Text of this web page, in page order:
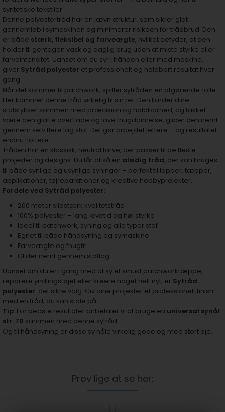
syntetiske tekstiler.
Denne polyestertråd har en jævn struktur, som sikrer glat
gennemløb i symaskinen og minimerer risikoen for trådbrud. Den
er både stærk, fleksibel og farveægte, hvilket betyder, at den
holder til gentagen vask og daglig brug uden at miste styrke eller
farveintensitet. Uanset om du syr i hånden eller med maskine,
giver Sytråd polyester et professionelt og holdbart resultat hver
gang.
Når det kommer til patchwork, spiller sytråden en afgørende rolle.
Her kommer denne tråd virkelig til sin ret. Den binder dine
stofstykker sammen med præcision og holdbarhed, og takket
være den glatte overflade og lave fnugdannelse, glider den nemt
gennem selv flere lag stof. Det gør arbejdet lettere – og resultatet
endnu flottere.
Tråden har en klassisk, neutral farve, der passer til de fleste
projekter og designs. Du får altså en alsidig tråd, der kan bruges
til både synlige og usynlige syninger – perfekt til lapper, tæpper,
applikationer, tøjreparationer og kreative hobbyprojekter.
Fordele ved Sytråd polyester:
200 meter slidstærk kvalitetstråd
100% polyester – lang levetid og høj styrke
Ideel til patchwork, syning og alle typer stof
Egnet til både håndsyning og symaskine
Farveægte og fnugfri
Glider nemt gennem stoflag
Uanset om du er i gang med at sy et smukt patchworktæppe,
reparere yndlingstøjet eller kreere noget helt nyt, er Sytråd
polyester det sikre valg. Giv dine projekter et professionelt finish
med en tråd, du kan stole på.
Tip: For bedste resultater anbefaler vi at bruge en universal synål
str. 70 sammen med denne sytråd.
Og til håndsyning er disse sy nåle virkelig gode og med stort øje.
Prøv lige at se her: